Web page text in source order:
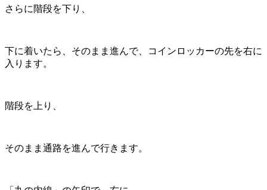
さらに階段を下り、
下に着いたら、そのまま進んで、コインロッカーの先を右に
入ります。
階段を上り、
そのまま通路を進んで行きます。